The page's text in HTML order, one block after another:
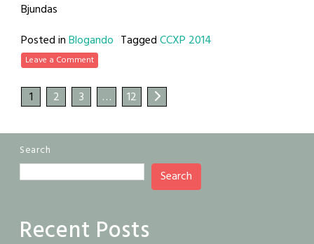
Bjundas
Posted inBlogando TaggedCCXP 2014
Leave a Comment
1 2 3 … 12
Search
Search
Recent Posts